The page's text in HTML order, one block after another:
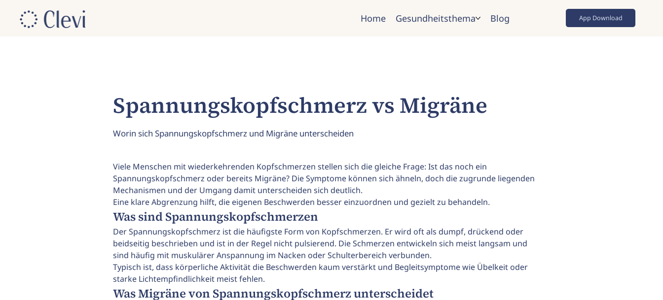
App Download
Home Gesundheitsthema Blog
Viele Menschen mit wiederkehrenden Kopfschmerzen stellen sich die gleiche Frage: Ist das noch ein
Spannungskopfschmerz oder bereits Migräne? Die Symptome können sich ähneln, doch die zugrunde liegenden
Mechanismen und der Umgang damit unterscheiden sich deutlich.
Eine klare Abgrenzung hilft, die eigenen Beschwerden besser einzuordnen und gezielt zu behandeln.
Was sind Spannungskopfschmerzen
Der Spannungskopfschmerz ist die häufigste Form von Kopfschmerzen. Er wird oft als dumpf, drückend oder
beidseitig beschrieben und ist in der Regel nicht pulsierend. Die Schmerzen entwickeln sich meist langsam und
sind häufig mit muskulärer Anspannung im Nacken oder Schulterbereich verbunden.
Typisch ist, dass körperliche Aktivität die Beschwerden kaum verstärkt und Begleitsymptome wie Übelkeit oder
starke Lichtempfindlichkeit meist fehlen.
Was Migräne von Spannungskopfschmerz unterscheidet
Spannungskopfschmerz vs Migräne
Worin sich Spannungskopfschmerz und Migräne unterscheiden